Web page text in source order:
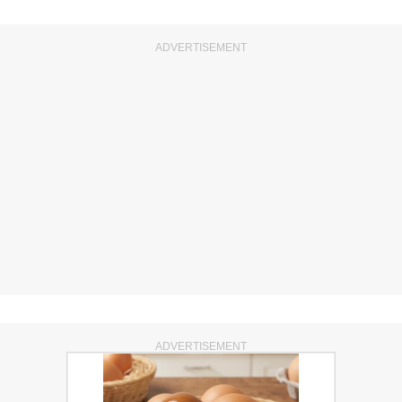
ADVERTISEMENT
ADVERTISEMENT